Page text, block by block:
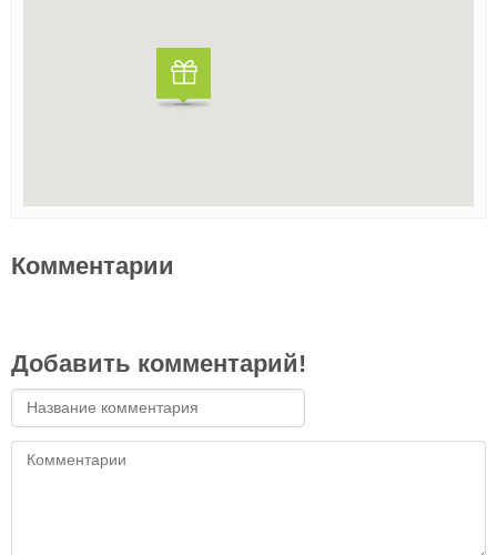
Комментарии
Добавить комментарий!